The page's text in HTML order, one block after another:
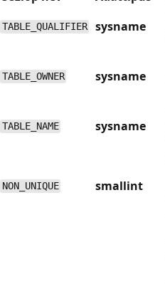
TABLE_QUALIFIER sysname
TABLE_OWNER sysname
TABLE_NAME sysname
NON_UNIQUE smallint